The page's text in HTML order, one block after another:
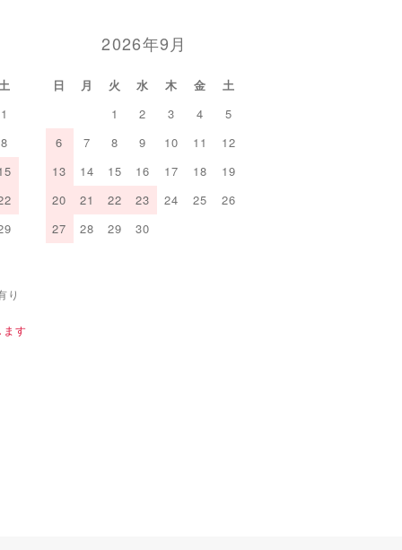
土
1
8
2026年9月
日 月 火 水 木 金
土
1
2 3 4
5
6
7 8 9 10 11
12
13
14 15 16 17 18
19
20
21 22 23 24 25
26
27
28 29 30
り
す